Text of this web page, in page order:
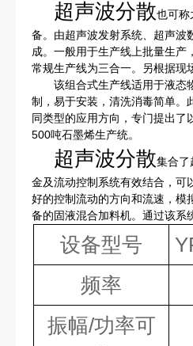
超声波分散也可称
备。由超声波发射系统、超声波
成。一般用于生产线上批量生
常规生产线为三合一。另根据现
该组合式生产线适用于液态物
制，易于安装，清洗消毒简单。
同类型的应用方向，专门提出了
500吨石墨烯生产统。
超声波分散集合了
金及流动控制系统有效结合，可
好的控制流动的方向和流速，模
备的固液混合加料机。通过该系
设备型号
频率
振幅/功率可